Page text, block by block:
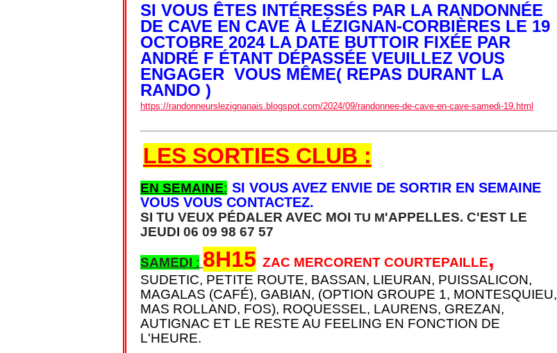
SI VOUS ÊTES INTÉRESSÉS PAR LA RANDONNÉE
DE CAVE EN CAVE À LÉZIGNAN-CORBIÈRES LE 19
OCTOBRE 2024 LA DATE BUTTOIR FIXÉE PAR
ANDRÉ F ÉTANT DÉPASSÉE VEUILLEZ VOUS
ENGAGER VOUS MÊME( REPAS DURANT LA
RANDO )
https://randonneurslezignanais.blogspot.com/2024/09/randonnee-de-cave-en-cave-samedi-19.html
LES SORTIES CLUB :
EN SEMAINE: SI VOUS AVEZ ENVIE DE SORTIR EN SEMAINE
VOUS VOUS CONTACTEZ.
SI TU VEUX PÉDALER AVEC MOI TU M'APPELLES. C'EST LE
JEUDI 06 09 98 67 57
SAMEDI : 8H15 ZAC MERCORENT COURTEPAILLE,
SUDETIC, PETITE ROUTE, BASSAN, LIEURAN, PUISSALICON,
MAGALAS (CAFÉ), GABIAN, (OPTION GROUPE 1, MONTESQUIEU,
MAS ROLLAND, FOS), ROQUESSEL, LAURENS, GREZAN,
AUTIGNAC ET LE RESTE AU FEELING EN FONCTION DE
L'HEURE.